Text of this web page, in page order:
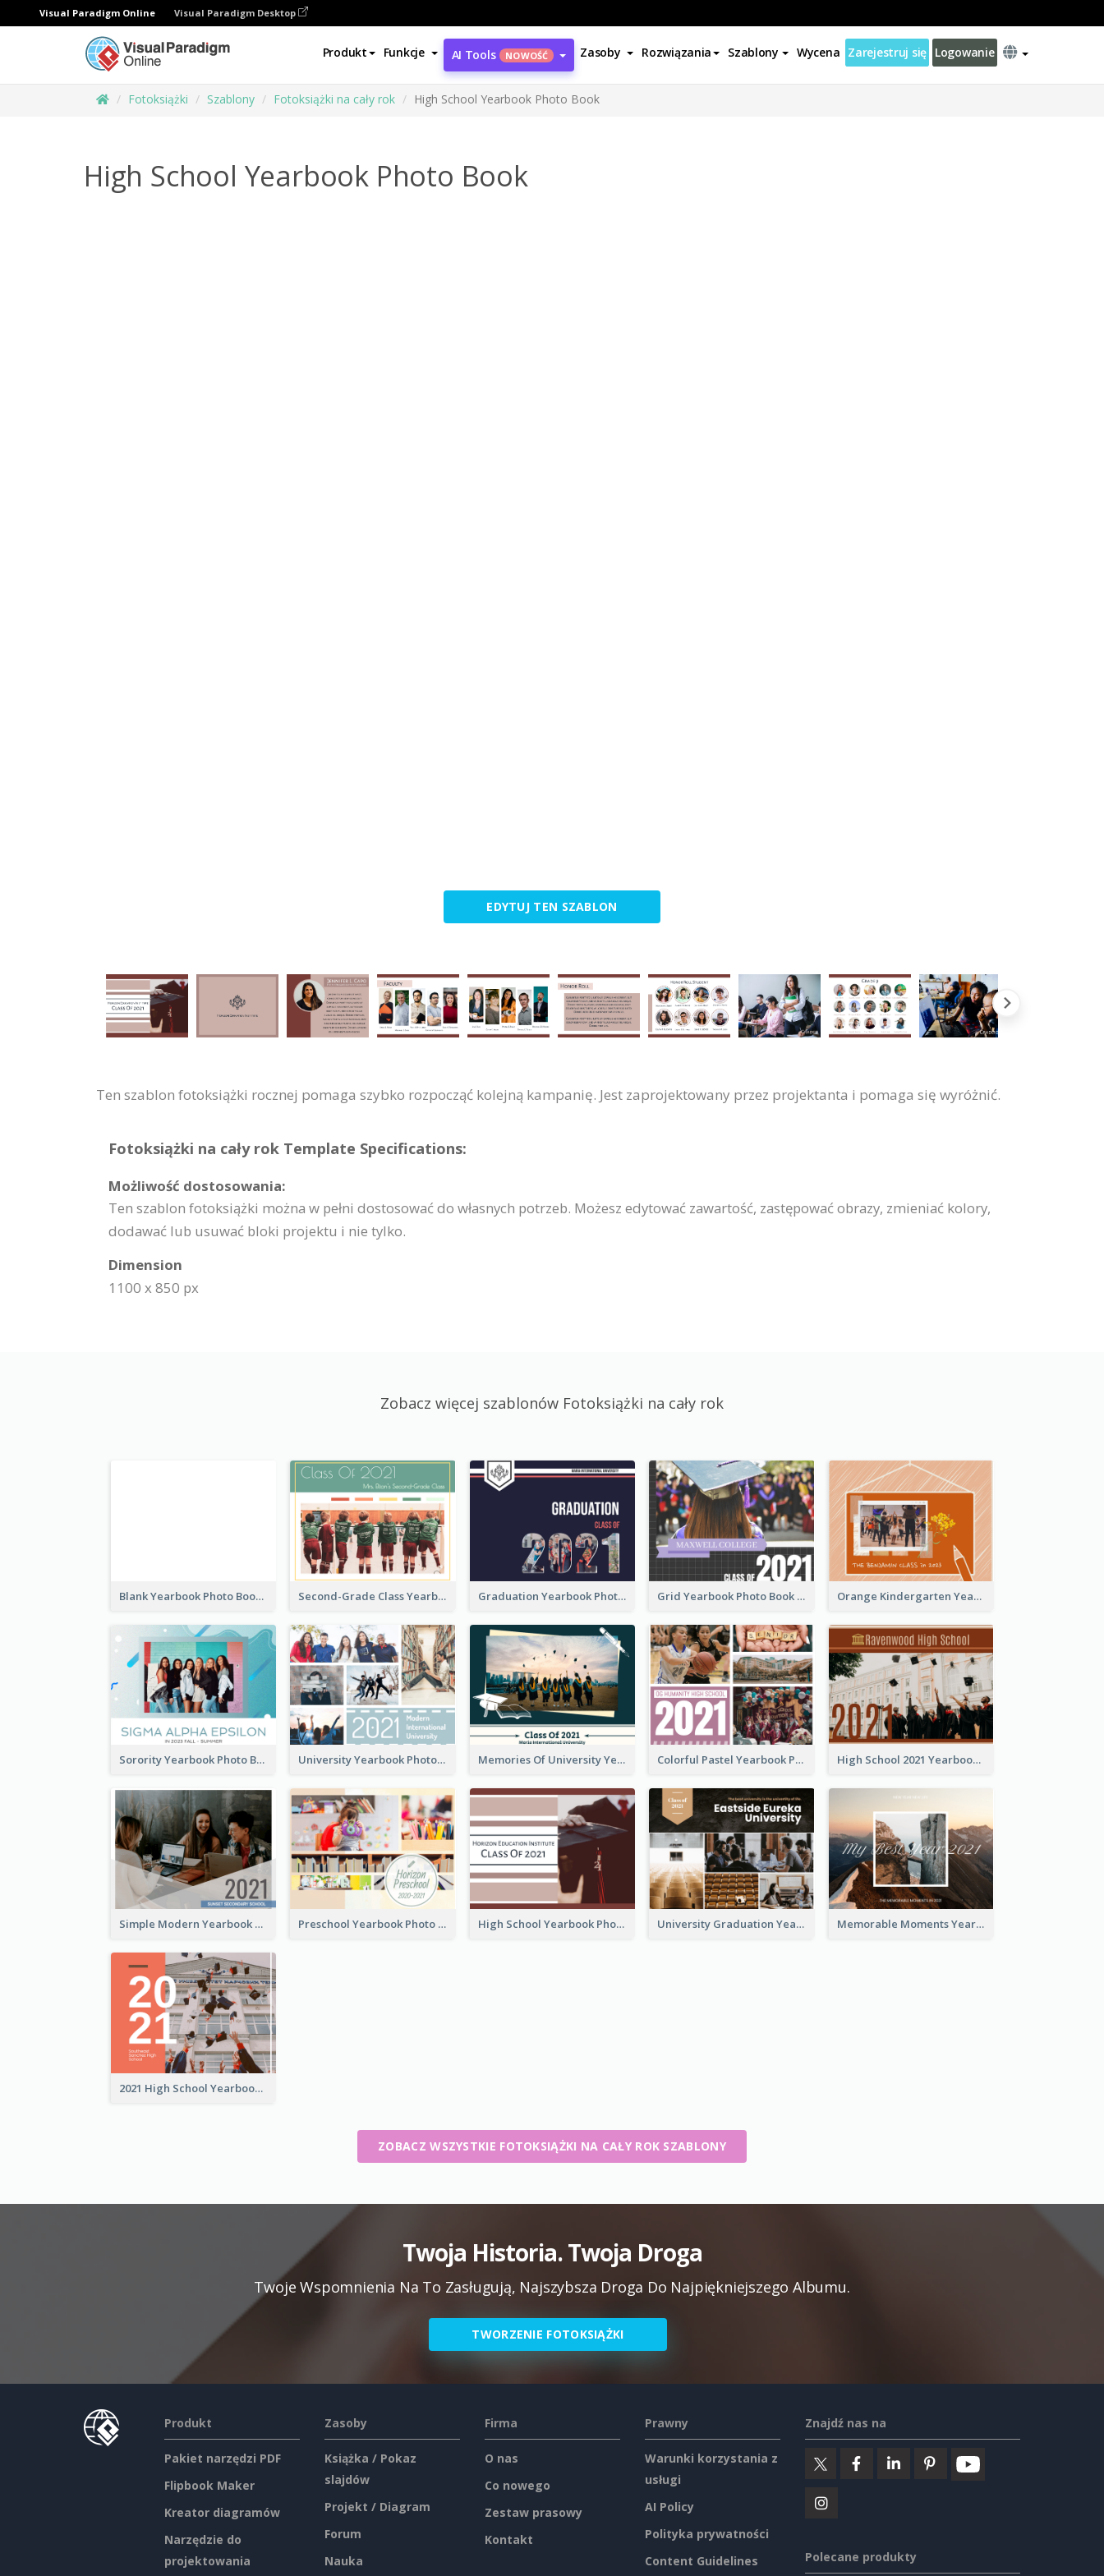
Visual Paradigm Online Visual Paradigm Desktop
Produkt Funkcje AI Tools NOWOŚĆ Zasoby Rozwiązania Szablony Wycena Zarejestruj się Logowanie
Fotoksiążki Szablony Fotoksiążki na cały rok High School Yearbook Photo Book
High School Yearbook Photo Book
EDYTUJ TEN SZABLON
Ten szablon fotoksiążki rocznej pomaga szybko rozpocząć kolejną kampanię. Jest zaprojektowany przez projektanta i pomaga się wyróżnić.
Fotoksiążki na cały rok Template Specifications:
Możliwość dostosowania:
Ten szablon fotoksiążki można w pełni dostosować do własnych potrzeb. Możesz edytować zawartość, zastępować obrazy, zmieniać kolory,
dodawać lub usuwać bloki projektu i nie tylko.
Dimension
1100 x 850 px
Zobacz więcej szablonów Fotoksiążki na cały rok
Blank Yearbook Photo Book Second-Grade Class Yearbook Photo Book Graduation Yearbook Photo Book Grid Yearbook Photo Book Orange Kindergarten Yearbook Photo Book
Sorority Yearbook Photo Book University Yearbook Photo Book Memories Of University Yearbook Photo Book Colorful Pastel Yearbook Photo Book High School 2021 Yearbook Photo Book
Simple Modern Yearbook Photo Book Preschool Yearbook Photo Book High School Yearbook Photo Book University Graduation Yearbook Photo Book Memorable Moments Yearbook Photo Book
2021 High School Yearbook Photo Book
ZOBACZ WSZYSTKIE FOTOKSIĄŻKI NA CAŁY ROK SZABLONY
Twoja Historia. Twoja Droga
Twoje Wspomnienia Na To Zasługują, Najszybsza Droga Do Najpiękniejszego Albumu.
TWORZENIE FOTOKSIĄŻKI
Produkt
Pakiet narzędzi PDF
Flipbook Maker
Kreator diagramów
Narzędzie do
projektowania
Zasoby
Książka / Pokaz
slajdów
Projekt / Diagram
Forum
Nauka
Firma
O nas
Co nowego
Zestaw prasowy
Kontakt
Prawny
Warunki korzystania z
usługi
AI Policy
Polityka prywatności
Content Guidelines
Znajdź nas na
Polecane produkty